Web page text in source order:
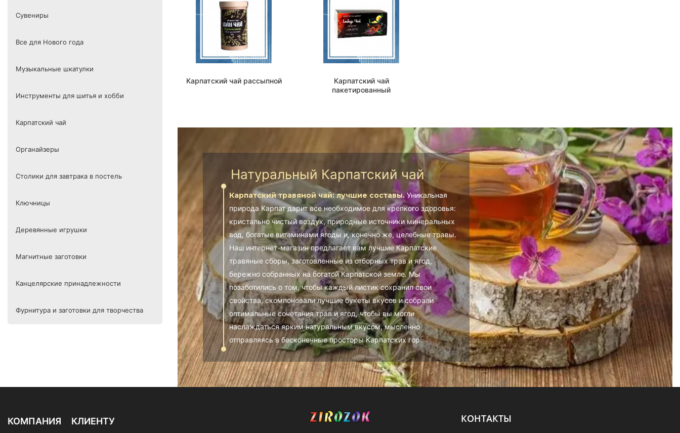
Сувениры
Все для Нового года
Музыкальные шкатулки
Инструменты для шитья и хобби
Карпатский чай
Органайзеры
Столики для завтрака в постель
Ключницы
Деревянные игрушки
Магнитные заготовки
Канцелярские принадлежности
Фурнитура и заготовки для творчества
Карпатский чай рассыпной
Карпатский чай
пакетированный
Натуральный Карпатский чай
Карпатский травяной чай: лучшие составы.Уникальная
природа Карпат дарит все необходимое для крепкого здоровья:
кристально чистый воздух, природные источники минеральных
вод, богатые витаминами ягоды и, конечно же, целебные травы.
Наш интернет-магазин предлагает вам лучшие Карпатские
травяные сборы, заготовленные из отборных трав и ягод,
бережно собранных на богатой Карпатской земле. Мы
позаботились о том, чтобы каждый листик сохранил свои
свойства, скомпоновали лучшие букеты вкусов и собрали
оптимальные сочетания трав и ягод, чтобы вы могли
наслаждаться ярким натуральным вкусом, мысленно
отправляясь в бесконечные просторы Карпатских гор.
КОМПАНИЯ КЛИЕНТУ КОНТАКТЫ